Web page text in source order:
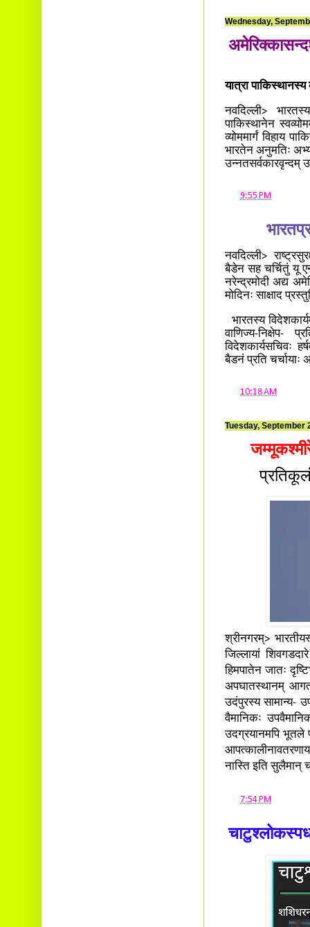
Wednesday,
यात्रा पाकिस्थानस्य
नवदिल्ली>
पाकिस्थानेन
व्योममार्गं विहाय
भारतेन अनुमतिः
उन्नतसर्वकारवृन्दम्
9:55 PM
नवदिल्ली>
बैडेन सह चर्चितुं यू
नरेन्द्रमोदी अद्य
मोदिनः साक्षाद
भारतस्य
वाणिज्य-निक्षेप-
विदेशकार्यसचिवः
बैडनं प्रति चर्चायाः
10:18 AM
Tuesday, September
श्रीनगरम्>
जिल्लायां
हिमपातेन जातः
अपघातस्थानम्
उदंपुरस्य सामान्य-
वैमानिकः
उदग्रयानमपि भूतले
नास्ति इति सुलैमान्
7:54 PM